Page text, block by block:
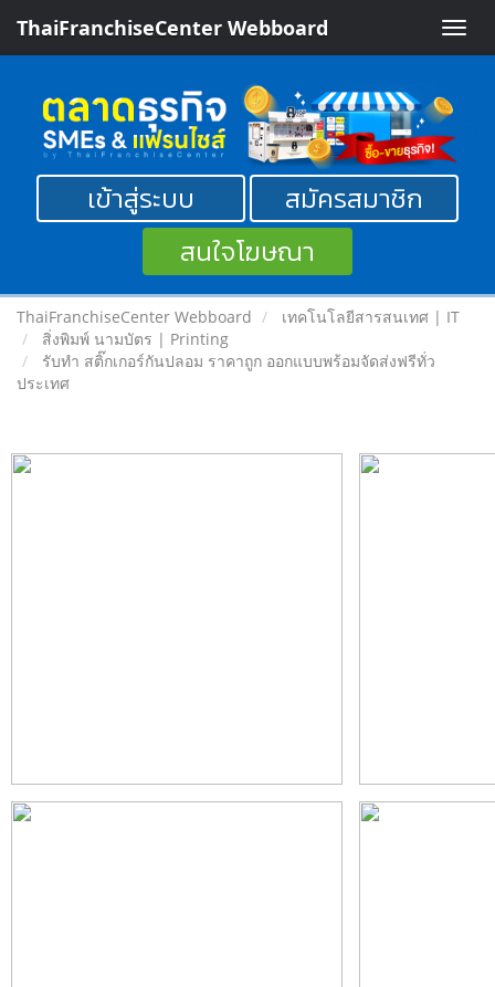
Toggle
ThaiFranchiseCenter Webboard
เข้าสู่ระบบ
สมัครสมาชิก
สนใจโฆษณา
ThaiFranchiseCenter Webboard
เทคโนโลยีสารสนเทศ | IT
สิ่งพิมพ์ นามบัตร | Printing
รับทำ สติ๊กเกอร์กันปลอม ราคาถูก ออกแบบพร้อมจัดส่งฟรีทั่ว
ประเทศ